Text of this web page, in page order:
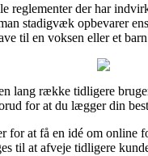
reglementer der har
stadigvæk opbevarer
til en voksen eller et
lang række tidligere
for at du lægger din
at få en idé om online
til at afveje tidligere